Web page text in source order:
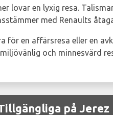
lovar en lyxig resa.
med Renaults
för en affärsresa eller en
och minnesvärd
på Jerez